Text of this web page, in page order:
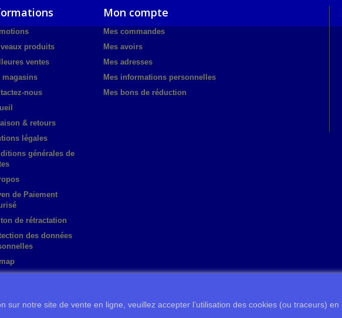
produits
ventes
magasins
nous
& retours
légales
générales de
de Paiement
de rétractation
des données
Mon compte
Mes commandes
Mes avoirs
Mes adresses
Mes informations personnelles
Mes bons de réduction
sur notre site de vente en ligne, veuillez accepter l’utilisation des cookies (ou traceurs)